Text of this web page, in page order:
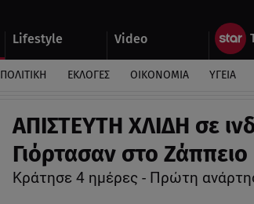
Lifestyle Video
ΠΟΛΙΤΙΚΗ ΕΚΛΟΓΕΣ ΟΙΚΟΝΟΜΙΑ ΥΓΕΙΑ
ΑΠΙΣΤΕΥΤΗ ΧΛΙΔΗ σε
Γιόρτασαν στο Ζάππειο
Κράτησε 4 ημέρες - Πρώτη